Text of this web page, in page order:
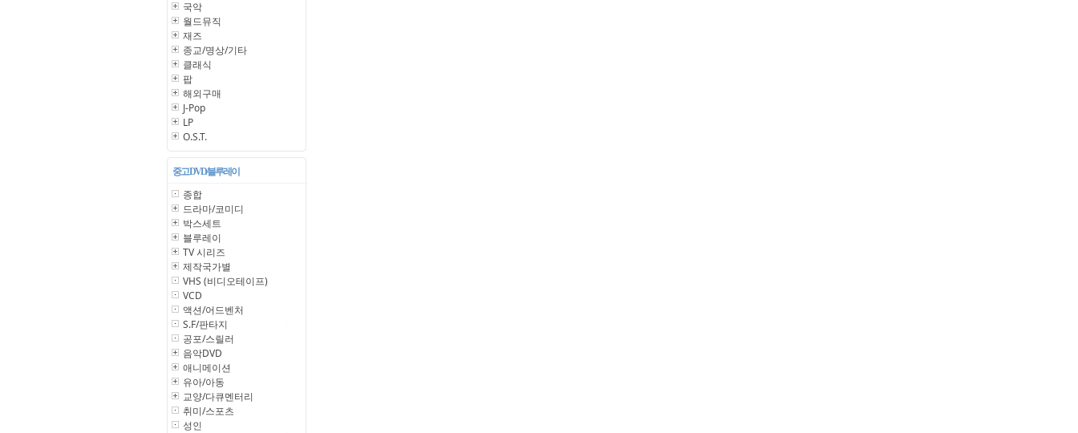
국악
월드뮤직
재즈
종교/명상/기타
클래식
팝
해외구매
J-Pop
LP
O.S.T.
중고 DVD/블루레이
종합
드라마/코미디
박스세트
블루레이
TV 시리즈
제작국가별
VHS (비디오테이프)
VCD
액션/어드벤처
S.F/판타지
공포/스릴러
음악DVD
애니메이션
유아/아동
교양/다큐멘터리
취미/스포츠
성인